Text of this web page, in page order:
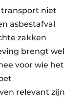
niet
asbestafval
zakken
brengt wel
voor wie het
relevant zijn